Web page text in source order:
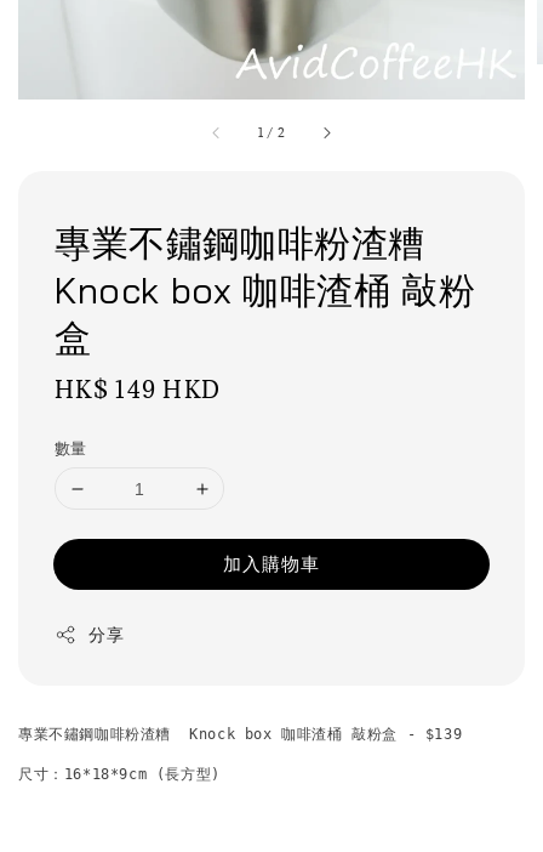
1 / 2
專業不鏽鋼咖啡粉渣糟
Knock box 咖啡渣桶 敲粉
盒
Regular
HK$ 149 HKD
數量
加入購物車
分享
專業不鏽鋼咖啡粉渣糟  Knock box 咖啡渣桶 敲粉盒 - $139
尺寸：16*18*9cm (長方型)